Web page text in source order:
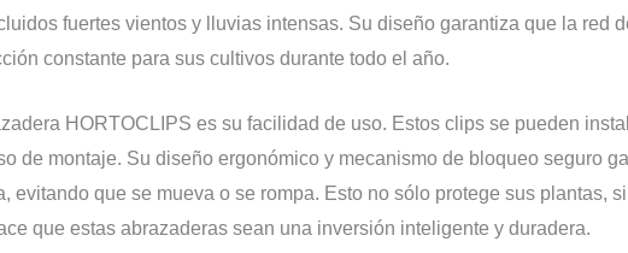
fuertes vientos y lluvias intensas. Su diseño garantiza que la red
constante para sus cultivos durante todo el año.
HORTOCLIPS es su facilidad de uso. Estos clips se pueden
de montaje. Su diseño ergonómico y mecanismo de bloqueo seguro
evitando que se mueva o se rompa. Esto no sólo protege sus plantas,
que estas abrazaderas sean una inversión inteligente y duradera.